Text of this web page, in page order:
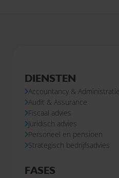
DIENSTEN
Accountancy & Administratie
Audit & Assurance
Fiscaal advies
Juridisch advies
Personeel en pensioen
Strategisch bedrijfsadvies
FASES